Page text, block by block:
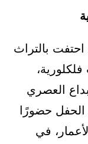
بالتراث
العصري
الحفل حضورًا
في